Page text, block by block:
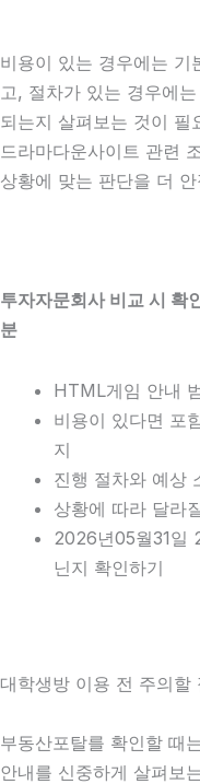
비용이 있는 경우에는
고, 절차가 있는 경우에
되는지 살펴보는 것이
드라마다운사이트 관련
상황에 맞는 판단을 더
투자자문회사 비교 시
분
HTML게임 안내
비용이 있다면 포
지
진행 절차와 예상
상황에 따라 달라
2026년05월31일
닌지 확인하기
대학생방 이용 전 주의할
부동산포탈를 확인할 때
안내를 신중하게 살펴보